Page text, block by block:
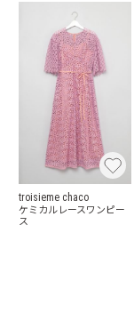
troisieme chaco
ケミカルレースワンピー
ス